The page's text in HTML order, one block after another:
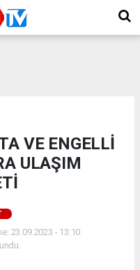
VE ENGELLİ
ULAŞIM
23.09.2023 - 13:10